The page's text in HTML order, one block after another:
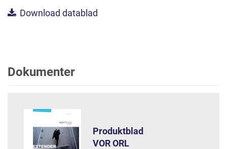
Download datablad
Dokumenter
Produktblad
VOR ORL